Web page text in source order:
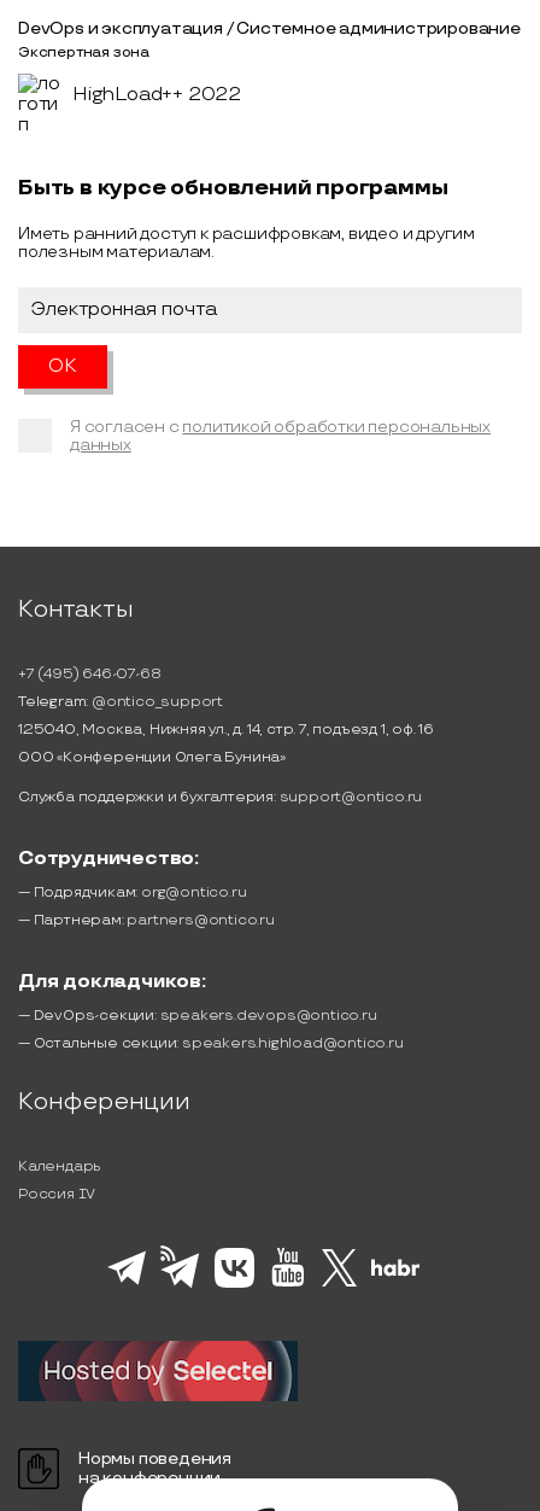
DevOps и эксплуатация / Системное администрирование
Экспертная зона
HighLoad++ 2022
Быть в курсе обновлений программы
Иметь ранний доступ к расшифровкам, видео и другим
полезным материалам.
Я согласен с политикой обработки персональных
данных
Контакты
+7 (495) 646-07-68
Telegram: @ontico_support
125040, Москва, Нижняя ул., д. 14, стр. 7, подъезд 1, оф. 16
ООО «Конференции Олега Бунина»
Служба поддержки и бухгалтерия: support@ontico.ru
Сотрудничество:
— Подрядчикам: org@ontico.ru
— Партнерам: partners@ontico.ru
Для докладчиков:
— DevOps-секции: speakers.devops@ontico.ru
— Остальные секции: speakers.highload@ontico.ru
Конференции
Календарь
Россия IV
Нормы поведения
на конференции